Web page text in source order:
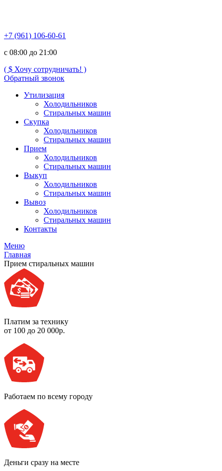
+7 (961) 106-60-61
с 08:00 до 21:00
( $ Хочу сотрудничать! )
Обратный звонок
Утилизация
Холодильников
Стиральных машин
Скупка
Холодильников
Стиральных машин
Прием
Холодильников
Стиральных машин
Выкуп
Холодильников
Стиральных машин
Вывоз
Холодильников
Стиральных машин
Контакты
Меню
Главная
Прием стиральных машин
Платим за технику
от 100 до 20 000р.
Работаем по всему городу
Деньги сразу на месте